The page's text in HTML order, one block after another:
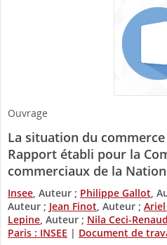
Ouvrage
La situation du
Rapport établi pour la
commerciaux de la Nation
Insee , Auteur ; Philippe Gallot ,
Auteur ; Jean Finot , Auteur ;
Lepine , Auteur ; Nila Ceci-Renaud
Paris : INSEE | Document de